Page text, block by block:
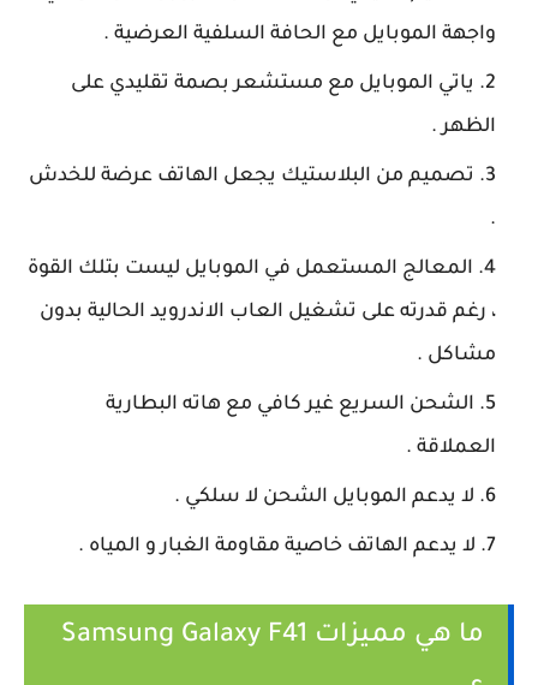
واجهة الموبايل مع الحافة السلفية العرضية .
ياتي الموبايل مع مستشعر بصمة تقليدي على
الظهر .
تصميم من البلاستيك يجعل الهاتف عرضة للخدش
.
المعالج المستعمل في الموبايل ليست بتلك القوة
، رغم قدرته على تشغيل العاب الاندرويد الحالية بدون
مشاكل .
الشحن السريع غير كافي مع هاته البطارية
العملاقة .
لا يدعم الموبايل الشحن لا سلكي .
لا يدعم الهاتف خاصية مقاومة الغبار و المياه .
ما هي مميزات Samsung Galaxy F41